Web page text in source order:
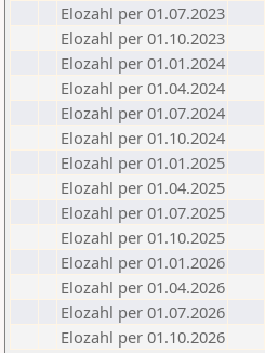
Elozahl per 01.07.2023
Elozahl per 01.10.2023
Elozahl per 01.01.2024
Elozahl per 01.04.2024
Elozahl per 01.07.2024
Elozahl per 01.10.2024
Elozahl per 01.01.2025
Elozahl per 01.04.2025
Elozahl per 01.07.2025
Elozahl per 01.10.2025
Elozahl per 01.01.2026
Elozahl per 01.04.2026
Elozahl per 01.07.2026
Elozahl per 01.10.2026